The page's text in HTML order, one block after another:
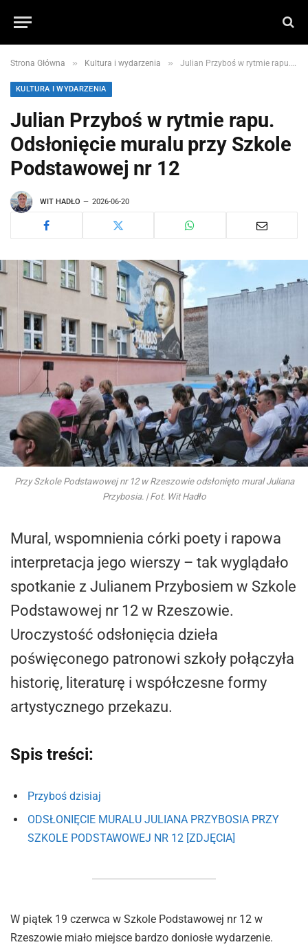
Strona Główna » Kultura i wydarzenia » Julian Przyboś w rytmie rapu. Odsłonięcie muralu przy Szkole Podstawowej nr 12
KULTURA I WYDARZENIA
Julian Przyboś w rytmie rapu.
Odsłonięcie muralu przy Szkole
Podstawowej nr 12
WIT HADŁO 2026-06-20
Przy Szkole Podstawowej nr 12 w Rzeszowie odsłonięto mural Juliana
Przybosia. | Fot. Wit Hadło
Mural, wspomnienia córki poety i rapowa
interpretacja jego wierszy – tak wyglądało
spotkanie z Julianem Przybosiem w Szkole
Podstawowej nr 12 w Rzeszowie.
Uroczystość odsłonięcia dzieła
poświęconego patronowi szkoły połączyła
historię, literaturę i współczesne formy
artystycznego przekazu.
Spis treści:
Przyboś dzisiaj
ODSŁONIĘCIE MURALU JULIANA PRZYBOSIA PRZY
SZKOLE PODSTAWOWEJ NR 12 [ZDJĘCIA]
W piątek 19 czerwca w Szkole Podstawowej nr 12 w
Rzeszowie miało miejsce bardzo doniosłe wydarzenie.